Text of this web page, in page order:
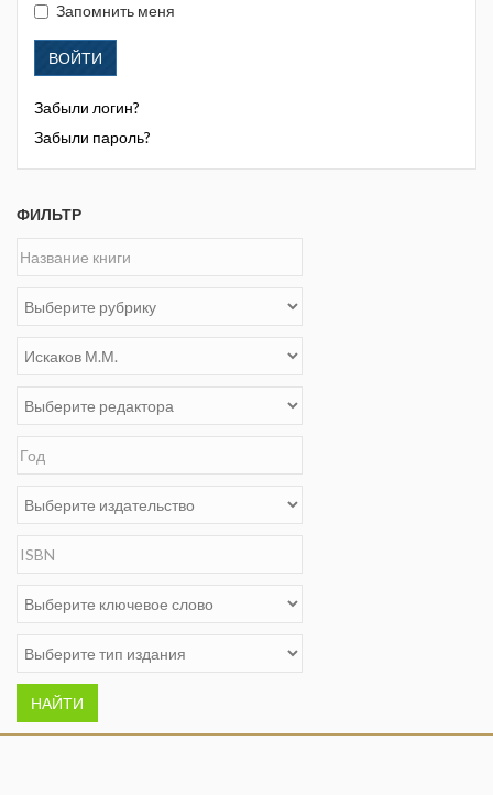
Запомнить меня
ВОЙТИ
Забыли логин?
Забыли пароль?
ФИЛЬТР
НАЙТИ